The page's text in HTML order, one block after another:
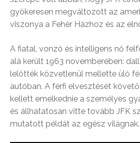
gyökeresen megváltozott az
viszonya a Fehér Házhoz és az
A fiatal, vonzó és intelligens nő
alá került 1963 novemberében:
lelőtték közvetlenül mellette ülő
autóban. A férfi elvesztését
kellett emelkednie a személyes
és állhatatosan vitte tovább JFK
mutatott példát az egész